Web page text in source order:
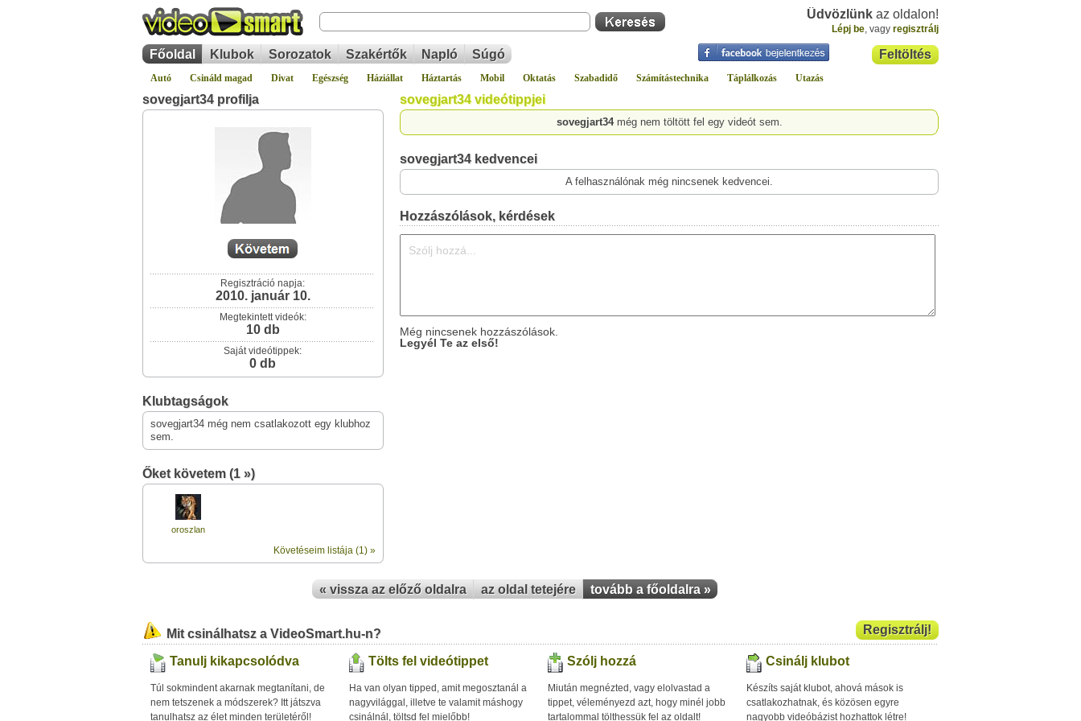
Üdvözlünk az oldalon!
Lépj be, vagy regisztrálj
Feltöltés
Főoldal Klubok Sorozatok Szakértők Napló Súgó
Autó Csináld magad Divat Egészség Háziállat Háztartás Mobil Oktatás Szabadidő Számítástechnika Táplálkozás Utazás
sovegjart34 profilja
Regisztráció napja:
2010. január 10.
Megtekintett videók:
10 db
Saját videótippek:
0 db
Klubtagságok
sovegjart34 még nem csatlakozott egy klubhoz
sem.
Őket követem (1 »)
oroszlan
Követéseim listája (1) »
sovegjart34 videótippjei
sovegjart34még nem töltött fel egy videót sem.
sovegjart34 kedvencei
A felhasználónak még nincsenek kedvencei.
Hozzászólások, kérdések
Még nincsenek hozzászólások.
Legyél Te az első!
« vissza az előző oldalra az oldal tetejére tovább a főoldalra »
Regisztrálj!
Mit csinálhatsz a VideoSmart.hu-n?
Tanulj kikapcsolódva
Túl sokmindent akarnak megtanítani, de
nem tetszenek a módszerek? Itt játszva
tanulhatsz az élet minden területéről!
Tölts fel videótippet
Ha van olyan tipped, amit megosztanál a
nagyvilággal, illetve te valamit máshogy
csinálnál, töltsd fel mielőbb!
Szólj hozzá
Miután megnézted, vagy elolvastad a
tippet, véleményezd azt, hogy minél jobb
tartalommal tölthessük fel az oldalt!
Csinálj klubot
Készíts saját klubot, ahová mások is
csatlakozhatnak, és közösen egyre
nagyobb videóbázist hozhattok létre!